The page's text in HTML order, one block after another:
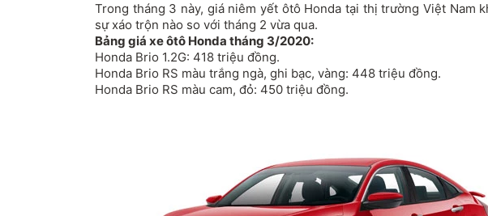
Trong tháng 3 này, giá niêm yết ôtô Honda tại thị trường Việt Nam
sự xáo trộn nào so với tháng 2 vừa qua.
Bảng giá xe ôtô Honda tháng 3/2020:
Honda Brio 1.2G: 418 triệu đồng.
Honda Brio RS màu trắng ngà, ghi bạc, vàng: 448 triệu đồng.
Honda Brio RS màu cam, đỏ: 450 triệu đồng.